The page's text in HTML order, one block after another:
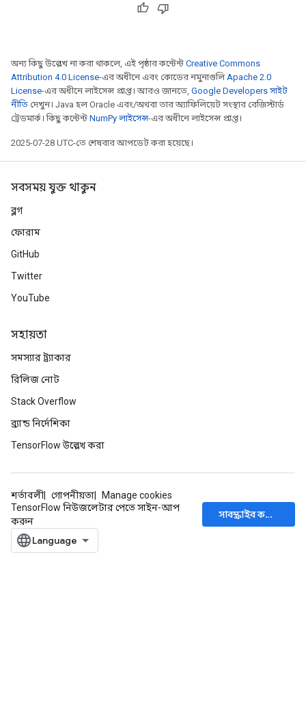
অন্য কিছু উল্লেখ না করা থাকলে, এই পৃষ্ঠার কন্টেন্ট Creative Commons
Attribution 4.0 License-এর অধীনে এবং কোডের নমুনাগুলিApache 2.0
License-এর অধীনে লাইসেন্স প্রাপ্ত। আরও জানতে, Google Developers সাইট
নীতি দেখুন। Java হল Oracle এবং/অথবা তার অ্যাফিলিয়েট সংস্থার রেজিস্টার্ড
ট্রেডমার্ক। কিছু কন্টেন্ট NumPy লাইসেন্স-এর অধীনে লাইসেন্স প্রাপ্ত।
2025-07-28 UTC-তে শেষবার আপডেট করা হয়েছে।
সবসময় যুক্ত থাকুন
ব্লগ
ফোরাম
GitHub
Twitter
YouTube
সহায়তা
সমস্যার ট্র্যাকার
রিলিজ নোট
Stack Overflow
ব্র্যান্ড নির্দেশিকা
TensorFlow উল্লেখ করা
শর্তাবলী গোপনীয়তা
Manage cookies
TensorFlow নিউজলেটার পেতে সাইন-আপ
করুন
সাবস্ক্রাইব করুন